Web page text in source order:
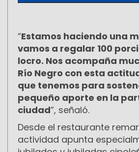
“Estamos haciendo una
vamos a regalar 100
locro. Nos acompaña
Río Negro con esta
que tenemos para
pequeño aporte en la
ciudad”, señaló.
Desde el restaurante
actividad apunta